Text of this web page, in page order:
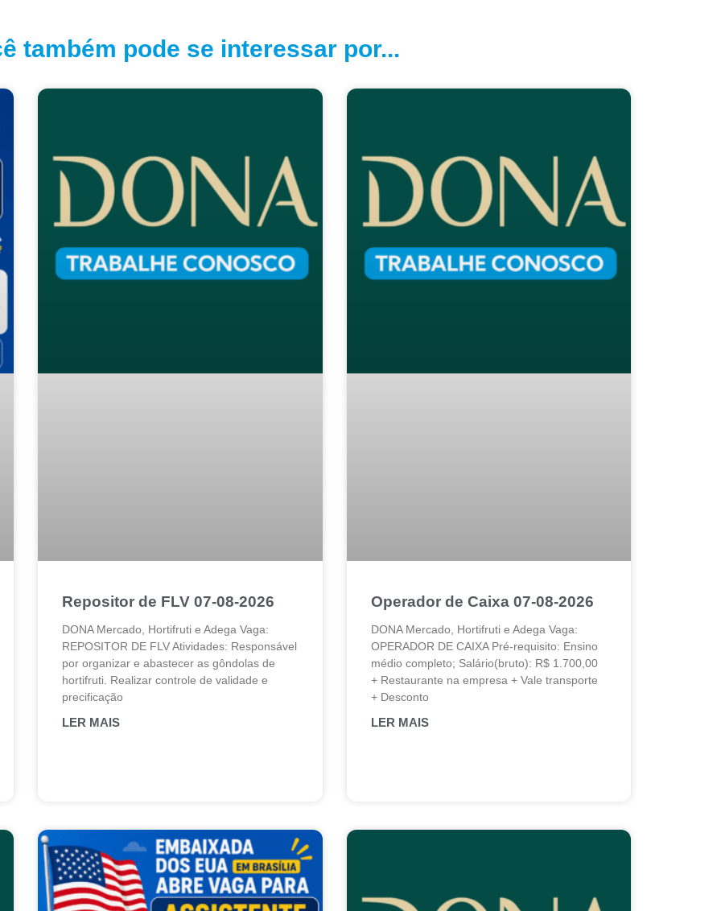
também pode se interessar por...
Repositor de FLV 07-08-2026
DONA Mercado, Hortifruti e Adega Vaga:
REPOSITOR DE FLV Atividades: Responsável
por organizar e abastecer as gôndolas de
hortifruti. Realizar controle de validade e
precificação
LER MAIS
Operador de Caixa 07-08-2026
DONA Mercado, Hortifruti e Adega Vaga:
OPERADOR DE CAIXA Pré-requisito: Ensino
médio completo; Salário(bruto): R$ 1.700,00
+ Restaurante na empresa + Vale transporte
+ Desconto
LER MAIS